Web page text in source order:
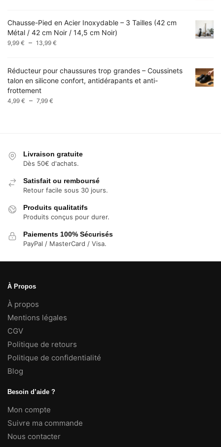
9,49 €
à
9,99 €
Chausse-Pied en Acier Inoxydable – 3 Tailles (42 cm
Métal / 42 cm Noir / 14,5 cm Noir)
9,99 € – 13,99 €
9,99 €
à
Réducteur pour chaussures trop grandes – Coussinets
talon en silicone confort, antidérapants et anti-
frottement
4,99 € – 7,99 €
Livraison gratuite
Dès 50€ d'achats.
Satisfait ou remboursé
Retour facile sous 30 jours.
Produits qualitatifs
Produits conçus pour durer.
Paiements 100% Sécurisés
PayPal / MasterCard / Visa.
À Propos
À propos
Mentions légales
CGV
Politique de retours
Politique de confidentialité
Blog
Besoin d’aide ?
Mon compte
Suivre ma commande
Nous contacter